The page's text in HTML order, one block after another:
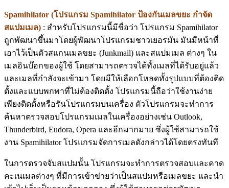
Spamihilator (โปรแกรม Spamihilator ป้องกันเมลขยะ กำจัด
สแปมเมล) : สำหรับโปรแกรมนี้มีชื่อว่า โปรแกรม Spamihilator
ถูกพัฒนาขึ้นมาโดยผู้พัฒนาโปรแกรมชาวเยอรมัน มันมีหน้าที่
เอาไว้เป็นตัวสแกนเมลขยะ (Junkmail) และสแปมเมล ต่างๆ ใน
เมลอินบ๊อกของผู้ใช้ โดยสามารถตรวจได้ทั้งเมลที่ได้รับอยู่แล้ว
และเมลที่กำลังจะเข้ามา โดยมีให้เลือกโหลดทั้งรุปแบบที่ต้องติด
ตั้งและแบบพกพาที่ไม่ต้องติดตั้ง โปรแกรมนี้ถือว่าใช้งานง่าย
เพียงติดตั้งหรือรันโปรแกรมบนเครื่อง ตัวโปรแกรมจะทำการ
ค้นหาตรวจสอบโปรแกรมเมลในเครื่องอย่างเช่น Outlook,
Thunderbird, Eudora, Opera และอีกมากมาย ซึ่งผู้ใช้สามารถใช้
งาน Spamihilator โปรแกรมจัดการเมลดังกล่าวได้โดยตรงทันที
ในการตรวจจับสแปมนั้น โปรแกรมจะทำการตรวจสอบและคาด
คะเนเมลต่างๆ ที่มีการเข้าข่ายว่าเป็นสแปมหรือเมลขยะ และนำ